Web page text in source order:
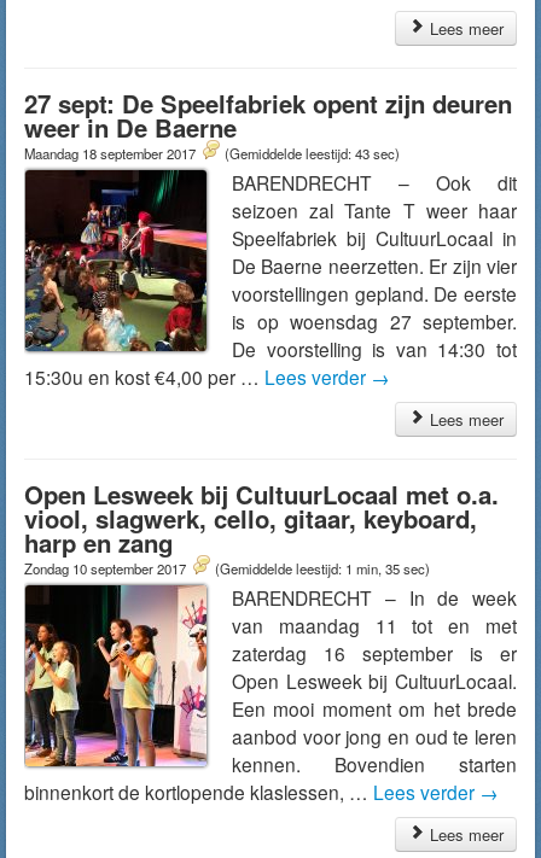
Lees meer
27 sept: De Speelfabriek opent zijn deuren
weer in De Baerne
Maandag 18 september 2017 (Gemiddelde leestijd: 43 sec)
BARENDRECHT – Ook dit
seizoen zal Tante T weer haar
Speelfabriek bij CultuurLocaal in
De Baerne neerzetten. Er zijn vier
voorstellingen gepland. De eerste
is op woensdag 27 september.
De voorstelling is van 14:30 tot
15:30u en kost €4,00 per … Lees verder →
Lees meer
Open Lesweek bij CultuurLocaal met o.a.
viool, slagwerk, cello, gitaar, keyboard,
harp en zang
Zondag 10 september 2017 (Gemiddelde leestijd: 1 min, 35 sec)
BARENDRECHT – In de week
van maandag 11 tot en met
zaterdag 16 september is er
Open Lesweek bij CultuurLocaal.
Een mooi moment om het brede
aanbod voor jong en oud te leren
kennen. Bovendien starten
binnenkort de kortlopende klaslessen, … Lees verder →
Lees meer